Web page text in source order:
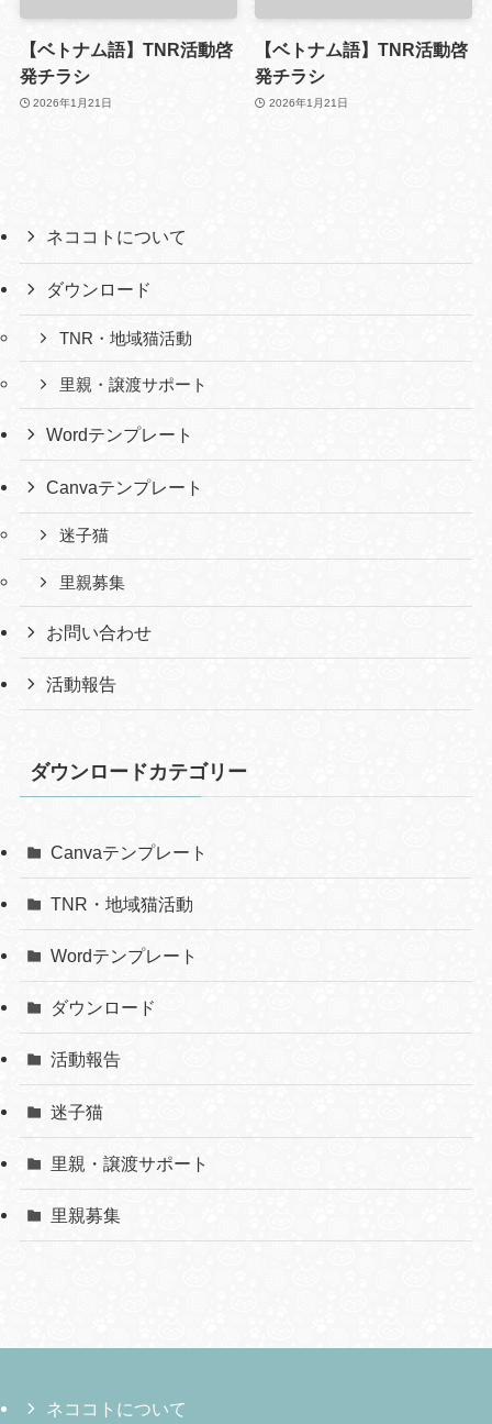
【ベトナム語】TNR活動啓
発チラシ
2026年1月21日
【ベトナム語】TNR活動啓
発チラシ
2026年1月21日
ネココトについて
ダウンロード
TNR・地域猫活動
里親・譲渡サポート
Wordテンプレート
Canvaテンプレート
迷子猫
里親募集
お問い合わせ
活動報告
ダウンロードカテゴリー
Canvaテンプレート
TNR・地域猫活動
Wordテンプレート
ダウンロード
活動報告
迷子猫
里親・譲渡サポート
里親募集
ネココトについて